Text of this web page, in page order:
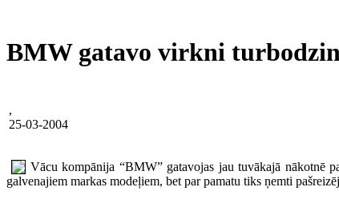
BMW gatavo virkni
,
25-03-2004
Vācu kompānija “BMW” gatavojas jau tuvākajā nākotnē
galvenajiem markas modeļiem, bet par pamatu tiks ņemti